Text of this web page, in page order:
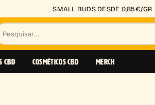
SMALL BUDS DESDE 0,85€/GR
CBD COSMÉTICOS CBD MERCH